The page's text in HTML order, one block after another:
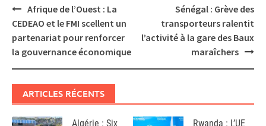
Post
navigation
Afrique de l’Ouest : La
CEDEAO et le FMI scellent un
partenariat pour renforcer
la gouvernance économique
Sénégal : Grève des
transporteurs ralentit
l’activité à la gare des Baux
maraîchers
ARTICLES RÉCENTS
Algérie : Six
Rwanda : L’UE